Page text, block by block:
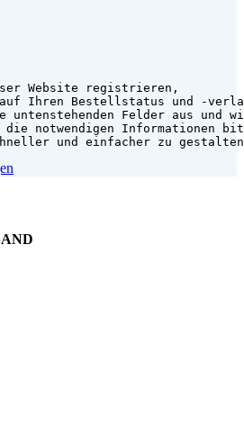
Ihren Bestellstatus und -
untenstehenden Felder aus
die notwendigen Informationen
und einfacher zu